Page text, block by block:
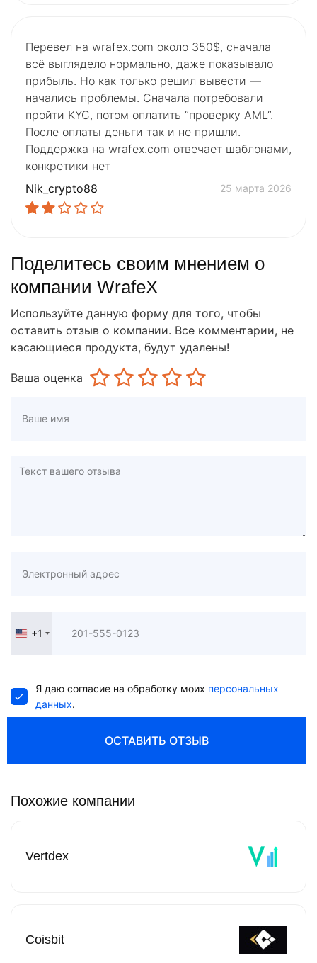
Перевел на wrafex.com около 350$, сначала
всё выглядело нормально, даже показывало
прибыль. Но как только решил вывести —
начались проблемы. Сначала потребовали
пройти KYC, потом оплатить “проверку AML”.
После оплаты деньги так и не пришли.
Поддержка на wrafex.com отвечает шаблонами,
конкретики нет
Nik_crypto88
25 марта 2026
Поделитесь своим мнением о
компании WrafeX
Используйте данную форму для того, чтобы
оставить отзыв о компании. Все комментарии, не
касающиеся продукта, будут удалены!
Ваша оценка
United
+1
Я даю согласие на обработку моих персональных
данных.
ОСТАВИТЬ ОТЗЫВ
Похожие компании
Vertdex
Coisbit